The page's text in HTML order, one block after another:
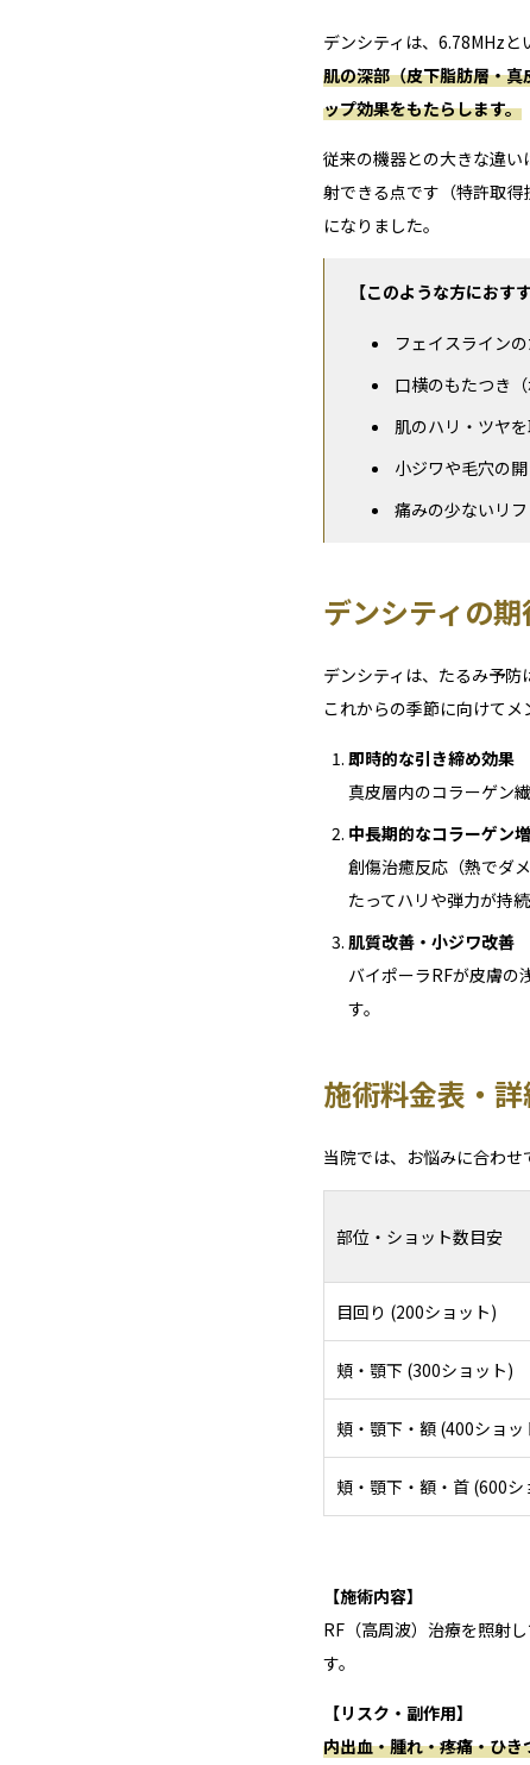
デンシティは、6.78MHzと
肌の深部（皮下脂肪層・
ップ効果をもたらします。
従来の機器との大きな違い
射できる点です（特許取
になりました。
【このような方におす
フェイスライン
口横のもたつき
肌のハリ・ツヤ
小ジワや毛穴の
痛みの少ないリ
デンシティの
デンシティは、たるみ予防
これからの季節に向けてメ
即時的な引き締め効果
真皮層内のコラーゲン
中長期的なコラーゲン
創傷治癒反応（熱でダ
たってハリや弾力が持続
肌質改善・小ジワ改善
バイポーラRFが皮膚の
す。
施術料金表・詳
当院では、お悩みに合わせ
部位・ショット数目安
目回り (200ショット)
頬・顎下 (300ショット)
頬・顎下・額 (400ショッ
頬・顎下・額・首 (600シ
【施術内容】
RF（高周波）治療を照射
す。
【リスク・副作用】
内出血・腫れ・疼痛・ひ